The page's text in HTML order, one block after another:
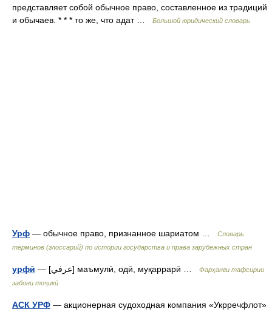
представляет собой обычное право, составленное из традиций
и обычаев. * * * то же, что адат …
Большой юридический словарь
Урф — обычное право, признанное шариатом …
Словарь
терминов (глоссарий) по истории государства и права зарубежных стран
урфӣ — [عرفي] маъмулӣ, одӣ, муқаррарӣ …
Фарҳанги тафсирии
забони тоҷикӣ
АСК УРФ — акционерная судоходная компания «Укрречфлот»